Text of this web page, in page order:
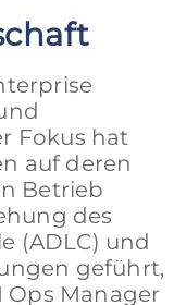
Fokus hat
auf deren
Betrieb
des
(ADLC) und
geführt,
Ops Manager